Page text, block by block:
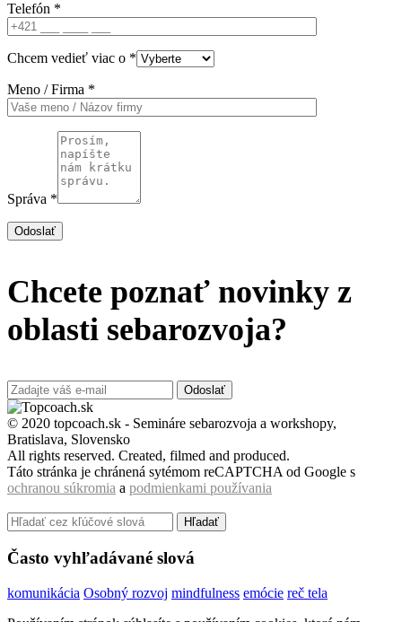
Telefón *
Chcem vedieť viac o *
Meno / Firma *
Správa *
Odoslať
Chcete poznať novinky z
oblasti sebarozvoja?
Odoslať
© 2020 topcoach.sk - Semináre sebarozvoja a workshopy,
Bratislava, Slovensko
All rights reserved. Created, filmed and produced.
Táto stránka je chránená sytémom reCAPTCHA od Google s
ochranou súkromia a podmienkami používania
Hľadať
Často vyhľadávané slová
komunikácia Osobný rozvoj mindfulness emócie reč tela